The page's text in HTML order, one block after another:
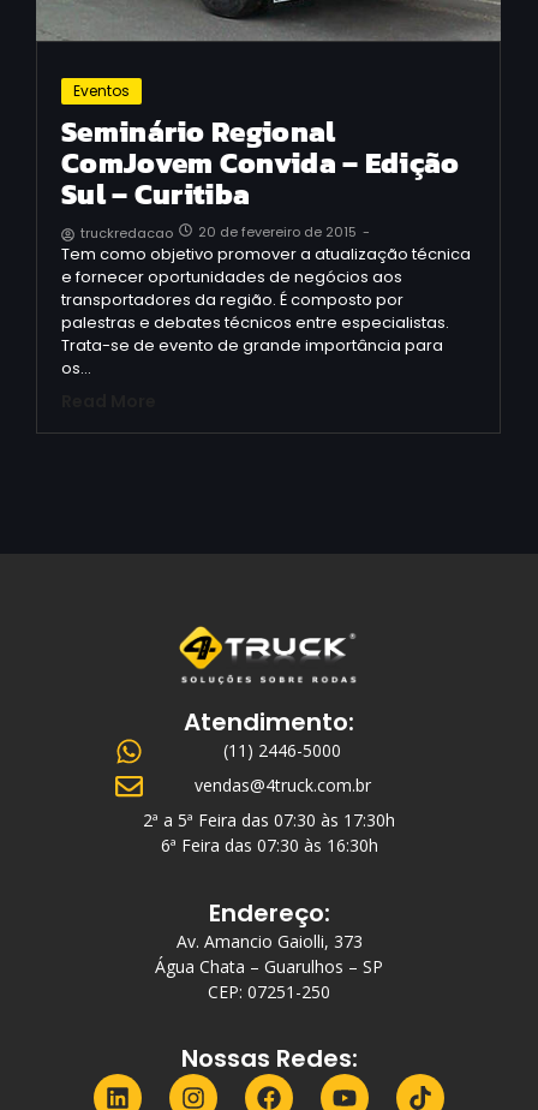
Eventos
Seminário Regional
ComJovem Convida – Edição
Sul – Curitiba
truckredacao 20 de fevereiro de 2015 -
Tem como objetivo promover a atualização técnica
e fornecer oportunidades de negócios aos
transportadores da região. É composto por
palestras e debates técnicos entre especialistas.
Trata-se de evento de grande importância para
os…
Atendimento:
(11) 2446-5000
vendas@4truck.com.br
2ª a 5ª Feira das 07:30 às 17:30h
6ª Feira das 07:30 às 16:30h
Endereço:
Av. Amancio Gaiolli, 373
Água Chata – Guarulhos – SP
CEP: 07251-250
Nossas Redes: